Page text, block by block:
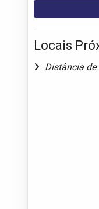
Locais
Distância de